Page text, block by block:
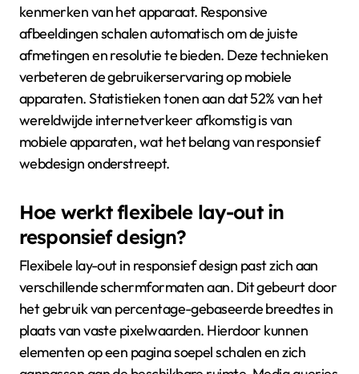
kenmerken van het apparaat. Responsive
afbeeldingen schalen automatisch om de juiste
afmetingen en resolutie te bieden. Deze technieken
verbeteren de gebruikerservaring op mobiele
apparaten. Statistieken tonen aan dat 52% van het
wereldwijde internetverkeer afkomstig is van
mobiele apparaten, wat het belang van responsief
webdesign onderstreept.
Hoe werkt flexibele lay-out in
responsief design?
Flexibele lay-out in responsief design past zich aan
verschillende schermformaten aan. Dit gebeurt door
het gebruik van percentage-gebaseerde breedtes in
plaats van vaste pixelwaarden. Hierdoor kunnen
elementen op een pagina soepel schalen en zich